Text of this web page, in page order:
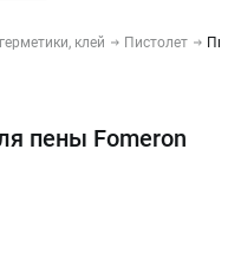
клей Пистолет
пены Fomeron